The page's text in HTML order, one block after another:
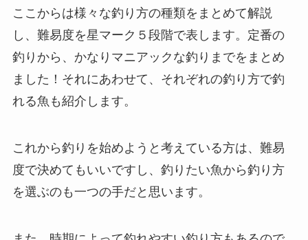
ここからは様々な釣り方の種類をまとめて解説
し、難易度を星マーク５段階で表します。定番の
釣りから、かなりマニアックな釣りまでをまとめ
ました！それにあわせて、それぞれの釣り方で釣
れる魚も紹介します。
これから釣りを始めようと考えている方は、難易
度で決めてもいいですし、釣りたい魚から釣り方
を選ぶのも一つの手だと思います。